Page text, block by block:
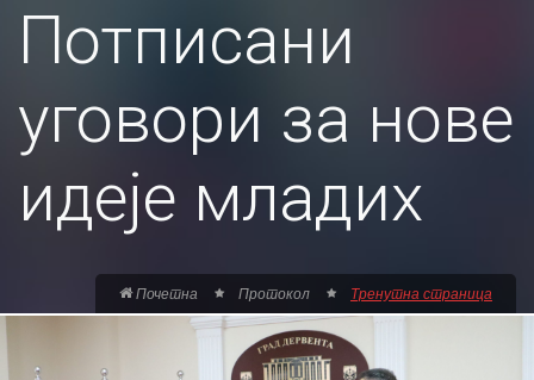
Потписани
уговори за нове
идеје младих
Почетна Протокол Тренутна страница